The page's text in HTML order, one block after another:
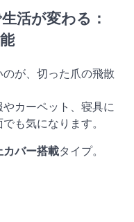
活が変わる：
が、切った爪の飛散
カーペット、寝具に
も気になります。
カバー搭載タイプ。